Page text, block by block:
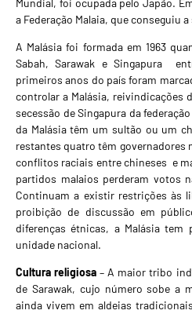
a Federação Malaia, que conseguiu
A Malásia foi formada em 1963
Sabah, Sarawak e Singapura
primeiros anos do país foram
controlar a Malásia, reivindicações
secessão de Singapura da
da Malásia têm um sultão ou um
restantes quatro têm governadores
conflitos raciais entre chineses e
partidos malaios perderam votos
Continuam a existir restrições às
proibição de discussão em
diferenças étnicas, a Malásia
unidade nacional.
Cultura religiosa – A maior tribo
de Sarawak, cujo número sobe a
ainda vivem em aldeias